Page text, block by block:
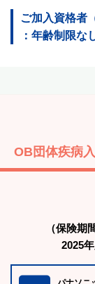
ご加入資格者
：年齢制限な
OB団体疾病
（保険期
2025